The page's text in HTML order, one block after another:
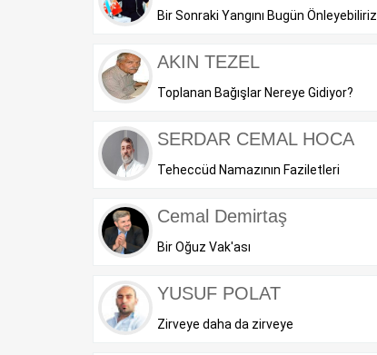
Bir Sonraki Yangını Bugün Önleyebiliriz
AKIN TEZEL
Toplanan Bağışlar Nereye Gidiyor?
SERDAR CEMAL HOCA
Teheccüd Namazının Faziletleri
Cemal Demirtaş
Bir Oğuz Vak'ası
YUSUF POLAT
Zirveye daha da zirveye